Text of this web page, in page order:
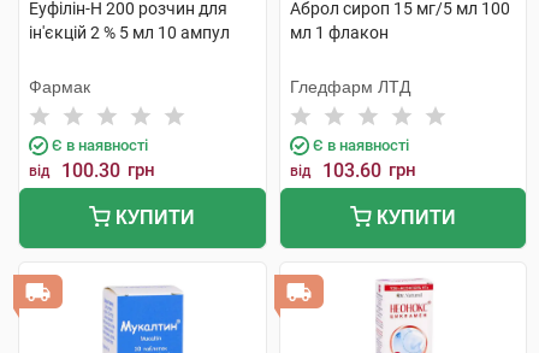
Еуфілін-Н 200 розчин для
ін'єкцій 2 % 5 мл 10 ампул
Фармак
Є в наявності
від 100.30 грн
КУПИТИ
Аброл сироп 15 мг/5 мл 100
мл 1 флакон
Гледфарм ЛТД
Є в наявності
від 103.60 грн
КУПИТИ